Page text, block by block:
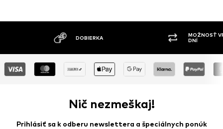
DOBIERKA
MOŽNOSŤ
DNÍ
Nič nezmeškaj!
Prihlásiť sa k odberu newslettera a špeciálnych ponúk